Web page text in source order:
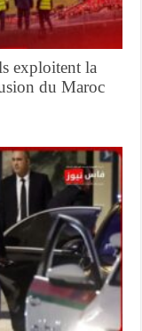
exploitent la
du Maroc